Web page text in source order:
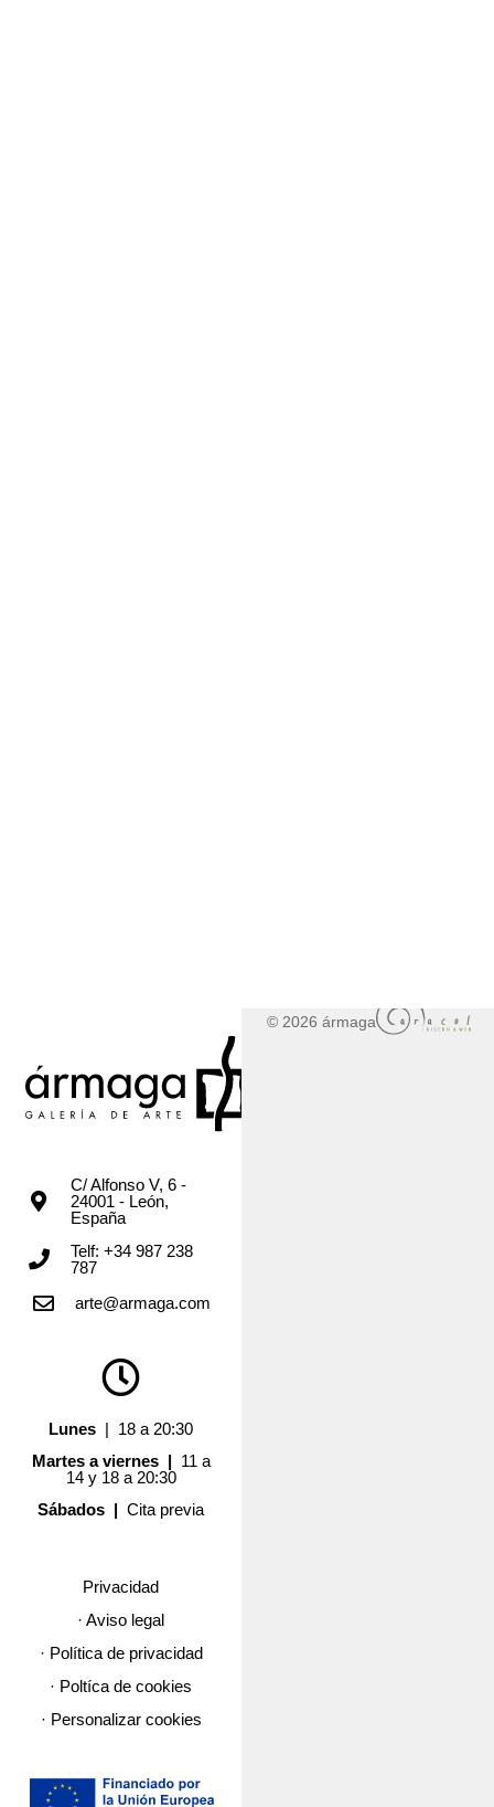
C/ Alfonso V, 6 -
24001 - León,
España
Telf: +34 987 238
787
arte@armaga.com
Lunes | 18 a 20:30
Martes a viernes | 11 a
14 y 18 a 20:30
Sábados |Cita previa
Privacidad
· Aviso legal
· Política de privacidad
· Poltíca de cookies
· Personalizar cookies
© 2026 ármaga